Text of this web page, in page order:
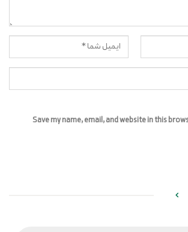
Save my name, email, and website in this